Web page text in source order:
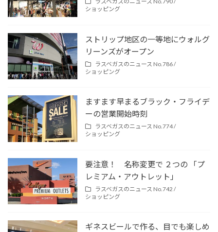
ショッピング
ストリップ地区の一等地にウォルグ
リーンズがオープン
ラスベガスのニュース No.786 /
ショッピング
ますます早まるブラック・フライデ
ーの営業開始時刻
ラスベガスのニュース No.774 /
ショッピング
要注意！ 名称変更で ２つの 「プ
レミアム・アウトレット」
ラスベガスのニュース No.742 /
ショッピング
ギネスビールで作る、目でも楽しめ